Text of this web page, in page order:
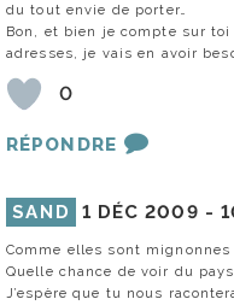
du tout envie de porter…
Bon, et bien je compte sur
adresses, je vais en avoir
0
RÉPONDRE
SAND 1 DÉC 2009 -
Comme elles sont
Quelle chance de voir du
J’espère que tu nous